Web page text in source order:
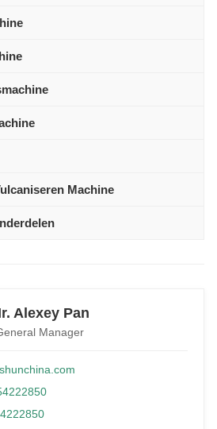
Machine
Alexey Pan
Manager